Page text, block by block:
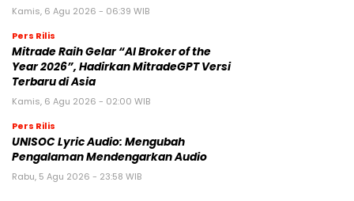
Kamis, 6 Agu 2026 - 06:39 WIB
Pers Rilis
Mitrade Raih Gelar “AI Broker of the
Year 2026”, Hadirkan MitradeGPT Versi
Terbaru di Asia
Kamis, 6 Agu 2026 - 02:00 WIB
Pers Rilis
UNISOC Lyric Audio: Mengubah
Pengalaman Mendengarkan Audio
Rabu, 5 Agu 2026 - 23:58 WIB